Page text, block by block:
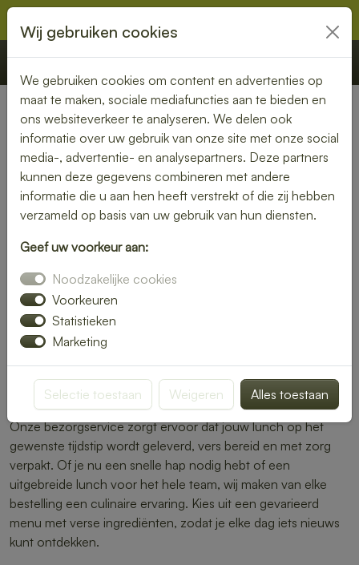
€ 0,00 Offerte Bestellen
Nederland» Mariaparochie
Lunch laten bezorgen in
Mariaparochie – vers, snel en
smaakvol
maken? Laat je lunch bezorgen in Mariaparochie en geniet
van verse, smaakvolle gerechten zonder gedoe. Of je nu op
kantoor bent, thuiswerkt of gewoon zin hebt in een
ontspannen middagpauze, een bezorgde lunch is altijd een
warme maaltijden – er is altijd iets dat perfect aansluit bij
jouw smaak.
Onze bezorgservice zorgt ervoor dat jouw lunch op het
gewenste tijdstip wordt geleverd, vers bereid en met zorg
verpakt. Of je nu een snelle hap nodig hebt of een
uitgebreide lunch voor het hele team, wij maken van elke
bestelling een culinaire ervaring. Kies uit een gevarieerd
menu met verse ingrediënten, zodat je elke dag iets nieuws
kunt ontdekken.
Wij gebruiken cookies
We gebruiken cookies om content en advertenties op
maat te maken, sociale mediafuncties aan te bieden en
ons websiteverkeer te analyseren. We delen ook
informatie over uw gebruik van onze site met onze social
media-, advertentie- en analysepartners. Deze partners
kunnen deze gegevens combineren met andere
informatie die u aan hen heeft verstrekt of die zij hebben
verzameld op basis van uw gebruik van hun diensten.
Geef uw voorkeur aan:
Noodzakelijke cookies
Voorkeuren
Statistieken
Marketing
Selectie toestaan Weigeren Alles toestaan